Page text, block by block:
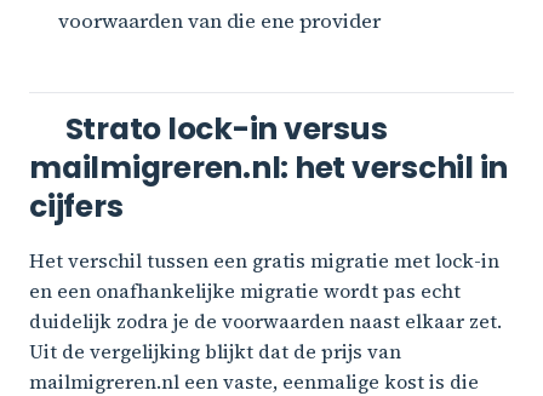
voorwaarden van die ene provider
Strato lock-in versus
mailmigreren.nl: het verschil in
cijfers
Het verschil tussen een gratis migratie met lock-in
en een onafhankelijke migratie wordt pas echt
duidelijk zodra je de voorwaarden naast elkaar zet.
Uit de vergelijking blijkt dat de prijs van
mailmigreren.nl een vaste, eenmalige kost is die